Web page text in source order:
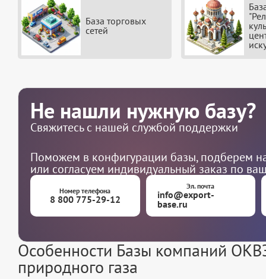
База торговых
сетей
Не нашли нужную базу?
Свяжитесь с нашей службой поддержки
Поможем в конфигурации базы, подберем
или согласуем индивидуальный заказ по
Номер телефона
8 800 775-29-12
Эл. почта
info@export-
base.ru
Особенности Базы компаний
природного газа